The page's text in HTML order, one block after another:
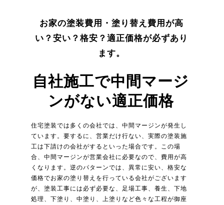
お家の塗装費用・塗り替え費用が高
い？安い？格安？適正価格が必ずあり
ます。
自社施工で中間マージ
ンがない適正価格
住宅塗装では多くの会社では、中間マージンが発生し
ています。要するに、営業だけ行ない、実際の塗装施
工は下請けの会社がするといった場合です。この場
合、中間マージンが営業会社に必要なので、費用が高
くなります。逆のパターンでは、異常に安い、格安な
価格でお家の塗り替えを行っている会社がございます
が、塗装工事には必ず必要な、足場工事、養生、下地
処理、下塗り、中塗り、上塗りなど色々な工程が御座